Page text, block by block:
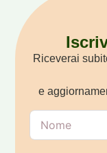
Riceverai
e